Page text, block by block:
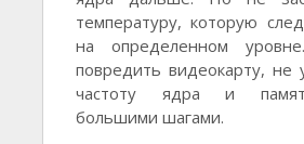
температуру, которую
на определенном
повредить видеокарту, не
частоту ядра и
большими шагами.